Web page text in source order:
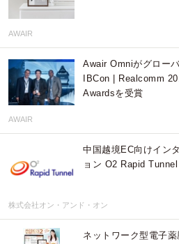
AWAIR
Awair Omniがグロー
IBCon | Realcomm
Awardsを受賞
AWAIR
中国越境EC向けイン
ョン O2 Rapid
株式会社オン・アンド・オン
ネットワーク型電子